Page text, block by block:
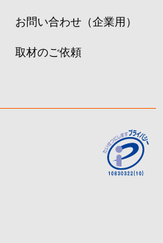
お問い合わせ（企業用）
取材のご依頼